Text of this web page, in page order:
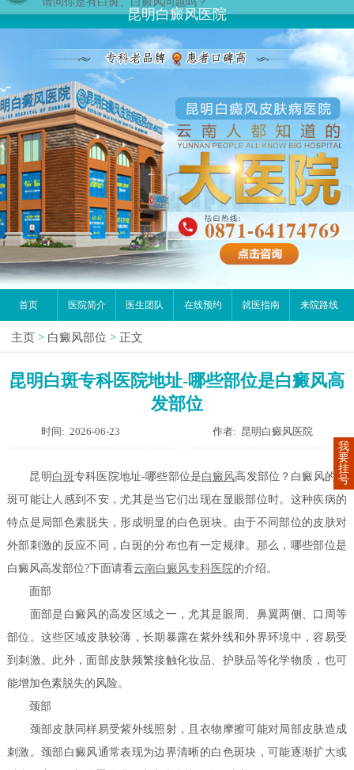
昆明白癜风医院
首页 医院简介 医生团队 在线预约 就医指南 来院路线
主页 > 白癜风部位 > 正文
昆明白斑专科医院地址-哪些部位是白癜风高
发部位
时间: 2026-06-23 作者: 昆明白癜风医院
昆明 白斑专科医院地址-哪些部位是白癜风高发部位？白癜风的白
斑可能让人感到不安，尤其是当它们出现在显眼部位时。这种疾病的
特点是局部色素脱失，形成明显的白色斑块。由于不同部位的皮肤对
外部刺激的反应不同，白斑的分布也有一定规律。那么，哪些部位是
白癜风高发部位?下面请看云南白癜风专科医院的介绍。
面部
面部是白癜风的高发区域之一，尤其是眼周、鼻翼两侧、口周等
部位。这些区域皮肤较薄，长期暴露在紫外线和外界环境中，容易受
到刺激。此外，面部皮肤频繁接触化妆品、护肤品等化学物质，也可
能增加色素脱失的风险。
颈部
颈部皮肤同样易受紫外线照射，且衣物摩擦可能对局部皮肤造成
刺激。颈部白癜风通常表现为边界清晰的白色斑块，可能逐渐扩大或
我
要
挂
号
您好,这里是在线预约挂号平台！
请问你是有白斑、白癜风问题吗？